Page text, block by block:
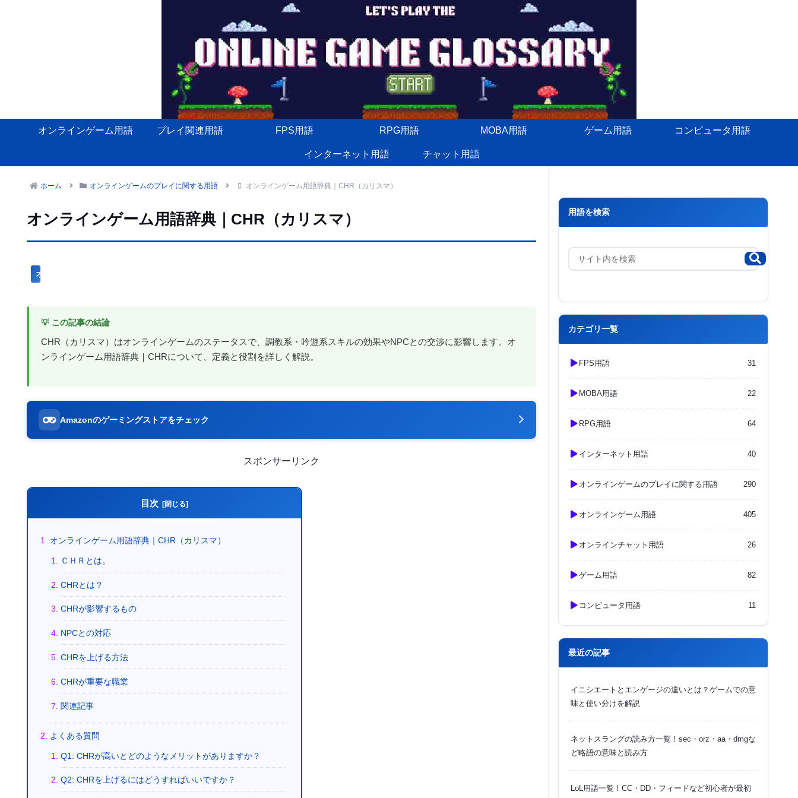
オンラインゲーム用語 プレイ関連用語 FPS用語 RPG用語 MOBA用語 ゲーム用語 コンピュータ用語
インターネット用語 チャット用語
ホーム オンラインゲームのプレイに関する用語 オンラインゲーム用語辞典｜CHR（カリスマ）
オンラインゲーム用語辞典｜CHR（カリスマ）
オンラインゲームのプレイに関する用語
💡 この記事の結論
CHR（カリスマ）はオンラインゲームのステータスで、調教系・吟遊系スキルの効果やNPCとの交渉に影響します。オ
ンラインゲーム用語辞典｜CHRについて、定義と役割を詳しく解説。
Amazonのゲーミングストアをチェック
スポンサーリンク
目次
オンラインゲーム用語辞典｜CHR（カリスマ）
ＣＨＲとは。
CHRとは？
CHRが影響するもの
NPCとの対応
CHRを上げる方法
CHRが重要な職業
関連記事
よくある質問
Q1: CHRが高いとどのようなメリットがありますか？
Q2: CHRを上げるにはどうすればいいですか？
用語を検索
カテゴリ一覧
FPS用語 31
MOBA用語 22
RPG用語 64
インターネット用語 40
オンラインゲームのプレイに関する用語 290
オンラインゲーム用語 405
オンラインチャット用語 26
ゲーム用語 82
コンピュータ用語 11
最近の記事
イニシエートとエンゲージの違いとは？ゲームでの意
味と使い分けを解説
ネットスラングの読み方一覧！sec・orz・aa・dmgな
ど略語の意味と読み方
LoL用語一覧！CC・DD・フィードなど初心者が最初